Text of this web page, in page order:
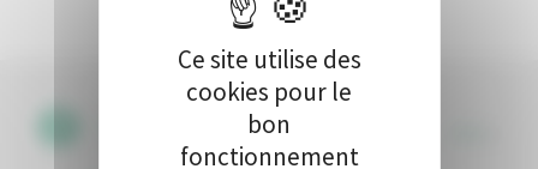
Ce site utilise des
cookies pour le
bon
fonctionnement